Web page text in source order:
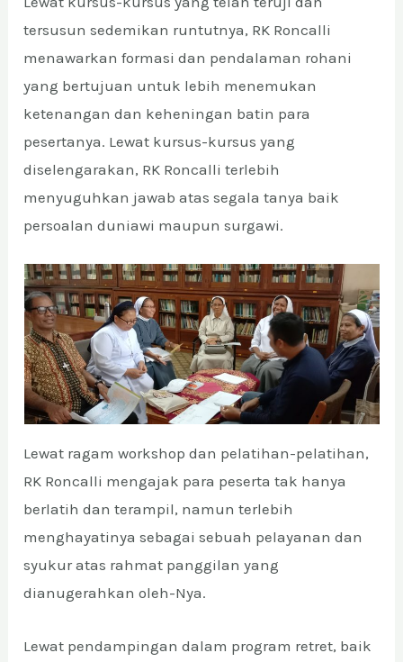
tersusun sedemikan runtutnya, RK Roncalli
menawarkan formasi dan pendalaman rohani
yang bertujuan untuk lebih menemukan
ketenangan dan keheningan batin para
pesertanya. Lewat kursus-kursus yang
diselengarakan, RK Roncalli terlebih
menyuguhkan jawab atas segala tanya baik
persoalan duniawi maupun surgawi.
Lewat ragam workshop dan pelatihan-pelatihan,
RK Roncalli mengajak para peserta tak hanya
berlatih dan terampil, namun terlebih
menghayatinya sebagai sebuah pelayanan dan
syukur atas rahmat panggilan yang
dianugerahkan oleh-Nya.
Lewat pendampingan dalam program retret, baik